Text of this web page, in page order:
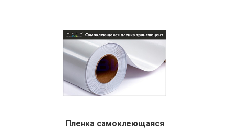
Пленка самоклеющаяся